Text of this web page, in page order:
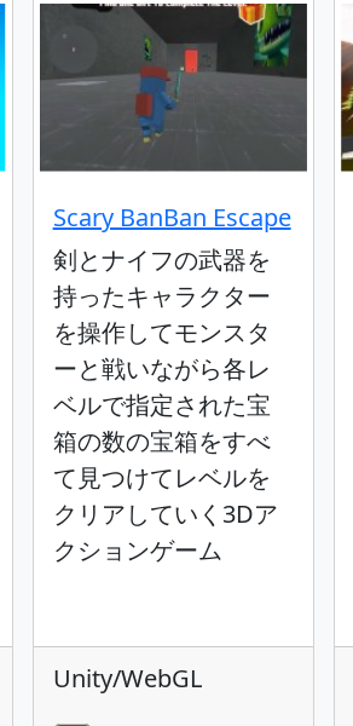
Scary BanBan Escape
剣とナイフの武器を
持ったキャラクター
を操作してモンスタ
ーと戦いながら各レ
ベルで指定された宝
箱の数の宝箱をすべ
て見つけてレベルを
クリアしていく3Dア
クションゲーム
Unity/WebGL